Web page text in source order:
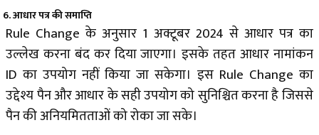
6. आधार पत्र की समाप्ति
Rule Change के अनुसार 1 अक्टूबर 2024 से आधार पत्र का
उल्लेख करना बंद कर दिया जाएगा। इसके तहत आधार नामांकन
ID का उपयोग नहीं किया जा सकेगा। इस Rule Change का
उद्देश्य पैन और आधार के सही उपयोग को सुनिश्चित करना है जिससे
पैन की अनियमितताओं को रोका जा सके।